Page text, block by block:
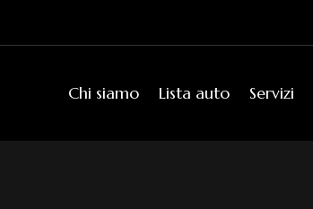
Chi siamo Lista auto Servizi